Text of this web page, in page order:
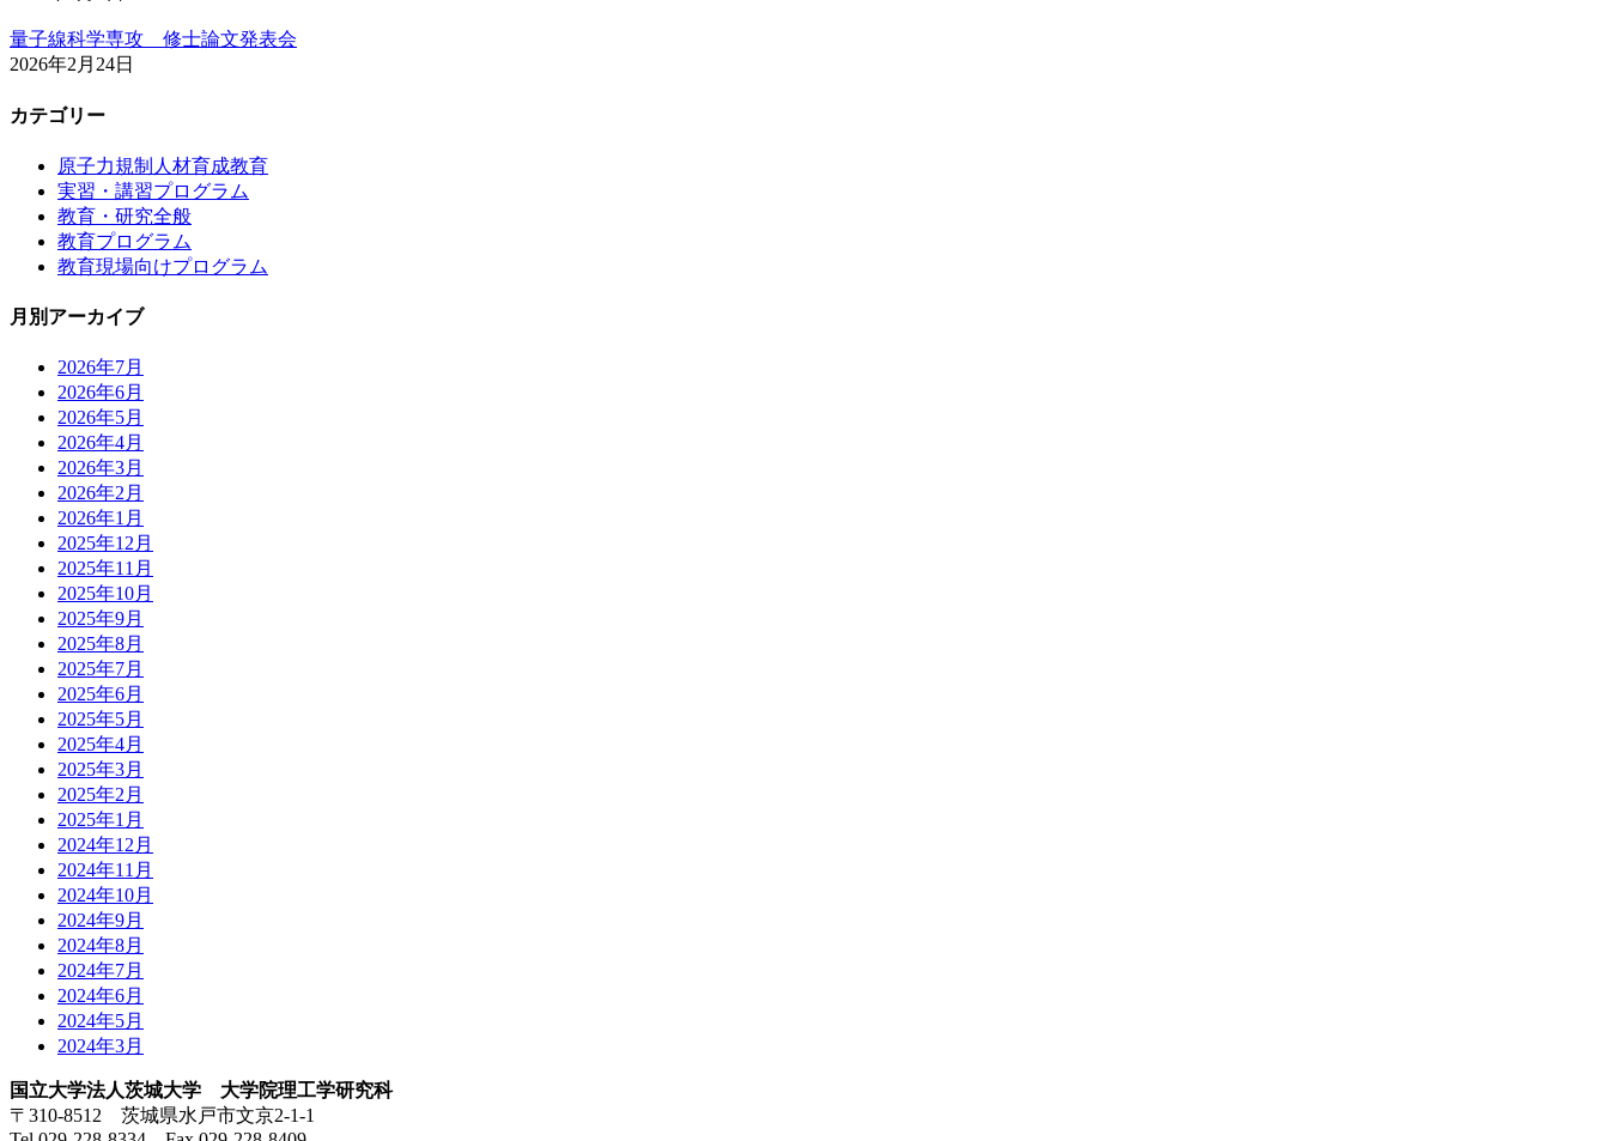
量子線科学専攻 修士論文発表会
2026年2月24日
カテゴリー
原子力規制人材育成教育
実習・講習プログラム
教育・研究全般
教育プログラム
教育現場向けプログラム
月別アーカイブ
2026年7月
2026年6月
2026年5月
2026年4月
2026年3月
2026年2月
2026年1月
2025年12月
2025年11月
2025年10月
2025年9月
2025年8月
2025年7月
2025年6月
2025年5月
2025年4月
2025年3月
2025年2月
2025年1月
2024年12月
2024年11月
2024年10月
2024年9月
2024年8月
2024年7月
2024年6月
2024年5月
2024年3月
国立大学法人茨城大学 大学院理工学研究科
〒310-8512 茨城県水戸市文京2-1-1